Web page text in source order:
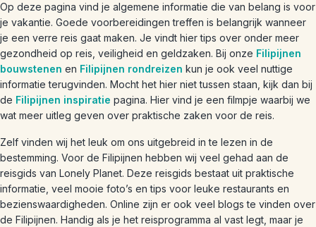
Op deze pagina vind je algemene informatie die van belang is voor
je vakantie. Goede voorbereidingen treffen is belangrijk wanneer
je een verre reis gaat maken. Je vindt hier tips over onder meer
gezondheid op reis, veiligheid en geldzaken. Bij onze Filipijnen
bouwstenen en Filipijnen rondreizen kun je ook veel nuttige
informatie terugvinden. Mocht het hier niet tussen staan, kijk dan bij
de Filipijnen inspiratie pagina. Hier vind je een filmpje waarbij we
wat meer uitleg geven over praktische zaken voor de reis.
Zelf vinden wij het leuk om ons uitgebreid in te lezen in de
bestemming. Voor de Filipijnen hebben wij veel gehad aan de
reisgids van Lonely Planet. Deze reisgids bestaat uit praktische
informatie, veel mooie foto’s en tips voor leuke restaurants en
bezienswaardigheden. Online zijn er ook veel blogs te vinden over
de Filipijnen. Handig als je het reisprogramma al vast legt, maar je